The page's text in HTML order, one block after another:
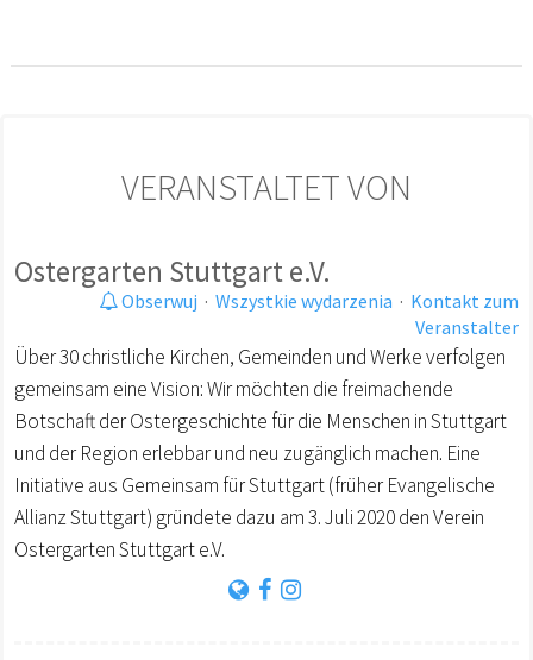
VERANSTALTET VON
Ostergarten Stuttgart e.V.
Obserwuj · Wszystkie wydarzenia · Kontakt zum
Veranstalter
Über 30 christliche Kirchen, Gemeinden und Werke verfolgen
gemeinsam eine Vision: Wir möchten die freimachende
Botschaft der Ostergeschichte für die Menschen in Stuttgart
und der Region erlebbar und neu zugänglich machen. Eine
Initiative aus Gemeinsam für Stuttgart (früher Evangelische
Allianz Stuttgart) gründete dazu am 3. Juli 2020 den Verein
Ostergarten Stuttgart e.V.